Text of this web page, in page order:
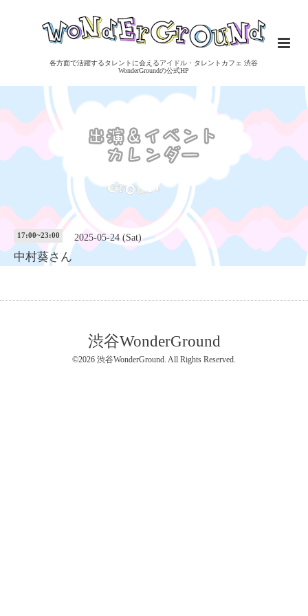
各方面で活躍するタレントに会えるアイドル・タレントカフェ 渋谷
WonderGroundの公式HP
17:00~23:00 2025-05-24 (Sat)
中村葵さん
渋谷WonderGround
©2026 渋谷WonderGround. All Rights Reserved.